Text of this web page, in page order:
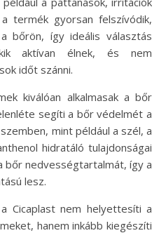
termék gyorsan felszívódik,
bőrön, így ideális választás
aktívan élnek, és nem
időt szánni.
kiválóan alkalmasak a bőr
segíti a bőr védelmét a
mint például a szél, a
hidratáló tulajdonságai
bőr nedvességtartalmát, így a
lesz.
Cicaplast nem helyettesíti a
hanem inkább kiegészíti